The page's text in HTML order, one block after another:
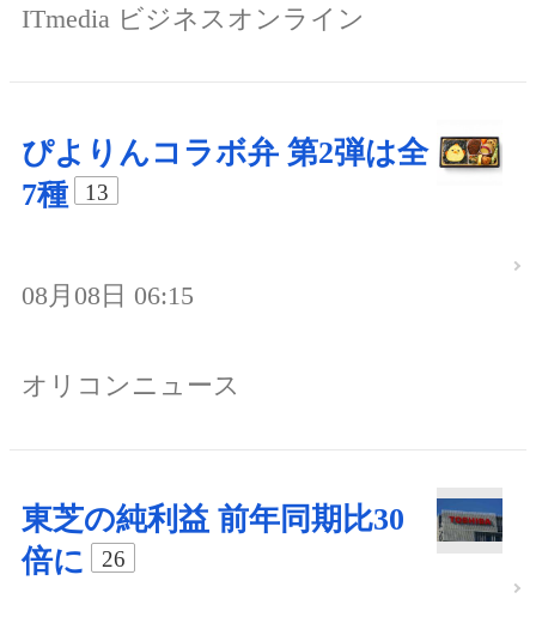
ITmedia ビジネスオンライン
ぴよりんコラボ弁 第2弾は全
7種
13
08月08日 06:15
オリコンニュース
東芝の純利益 前年同期比30
倍に
26